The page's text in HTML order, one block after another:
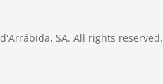
SA. All rights reserved.